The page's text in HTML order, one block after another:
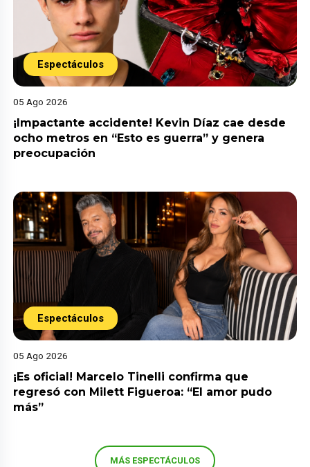
Espectáculos
05 Ago 2026
¡Impactante accidente! Kevin Díaz cae desde
ocho metros en “Esto es guerra” y genera
preocupación
Espectáculos
05 Ago 2026
¡Es oficial! Marcelo Tinelli confirma que
regresó con Milett Figueroa: “El amor pudo
más”
MÁS ESPECTÁCULOS